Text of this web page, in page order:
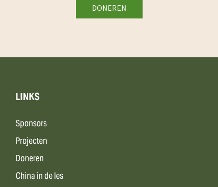
LINKS
Sponsors
Projecten
Doneren
China in de les